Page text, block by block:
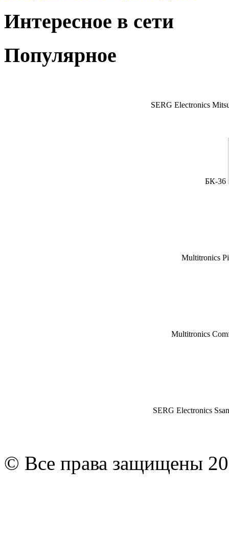
Интересное в сети
Популярное
SERG Electronics
БК-36
Multitronics
Multitronics
SERG Electronics
© Все права защищены